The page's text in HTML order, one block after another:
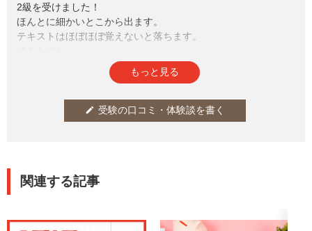
2級を受けました！
ほんとに細かいとこから出ます。
テキストはほぼほぼ覚えないと落ちます。
なんで、人の名前とか年代とか覚えないといけないの？って思
いましたが、教養を得ることが目的だったのでその目的は果た
もっと見る
edit 受験の口コミ・体験談を書く
関連する記事